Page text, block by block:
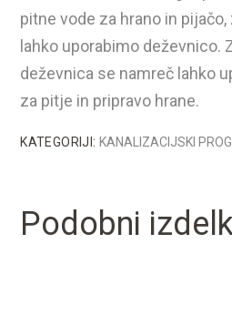
pitne vode za hrano in
lahko uporabimo deževnico.
deževnica se namreč lahko
za pitje in pripravo hrane.
KATEGORIJI: KANALIZACIJSKI
Podobni